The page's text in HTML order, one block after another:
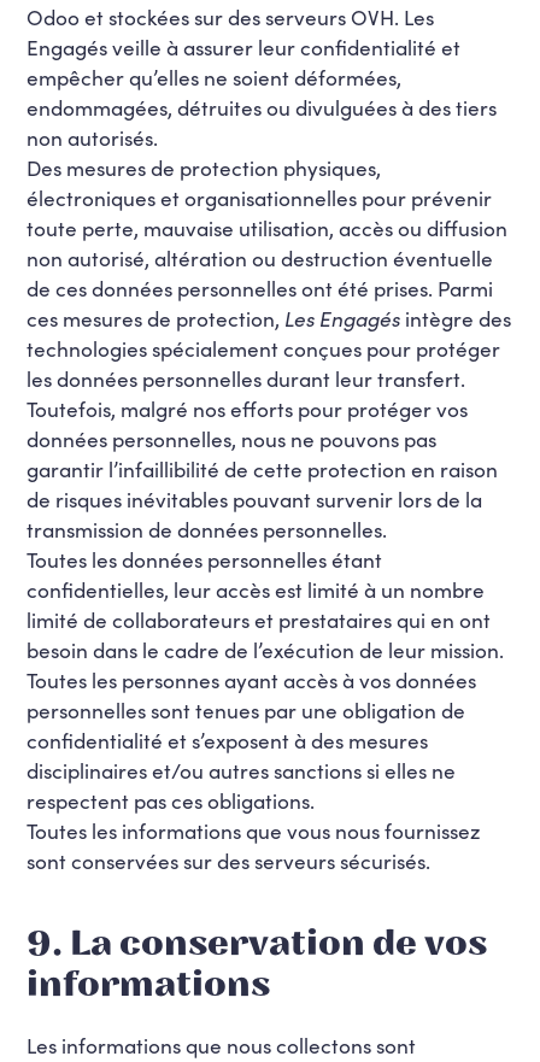
Odoo et stockées sur des serveurs OVH. Les
Engagés veille à assurer leur confidentialité et
empêcher qu’elles ne soient déformées,
endommagées, détruites ou divulguées à des tiers
non autorisés.
Des mesures de protection physiques,
électroniques et organisationnelles pour prévenir
toute perte, mauvaise utilisation, accès ou diffusion
non autorisé, altération ou destruction éventuelle
de ces données personnelles ont été prises. Parmi
ces mesures de protection, Les Engagés intègre des
technologies spécialement conçues pour protéger
les données personnelles durant leur transfert.
Toutefois, malgré nos efforts pour protéger vos
données personnelles, nous ne pouvons pas
garantir l’infaillibilité de cette protection en raison
de risques inévitables pouvant survenir lors de la
transmission de données personnelles.
Toutes les données personnelles étant
confidentielles, leur accès est limité à un nombre
limité de collaborateurs et prestataires qui en ont
besoin dans le cadre de l’exécution de leur mission.
Toutes les personnes ayant accès à vos données
personnelles sont tenues par une obligation de
confidentialité et s’exposent à des mesures
disciplinaires et/ou autres sanctions si elles ne
respectent pas ces obligations.
Toutes les informations que vous nous fournissez
sont conservées sur des serveurs sécurisés.
9. La conservation de vos
informations
Les informations que nous collectons sont